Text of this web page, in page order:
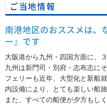
ご当地情報
南港地区のおススメは、
ー』です
大阪港から九州・四国方面に、
九州は新門司・別府・志布志に
フェリーも近年、大型化と新船
内設備により、とても楽しい船
また、すべての船便が夕方もし